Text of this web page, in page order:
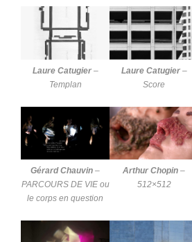
Laure Catugier–
Templan
Laure Catugier–
Score
Gérard Chauvin –
PARCOURS DE VIE ou
le corps en question
Arthur Chopin –
512×512